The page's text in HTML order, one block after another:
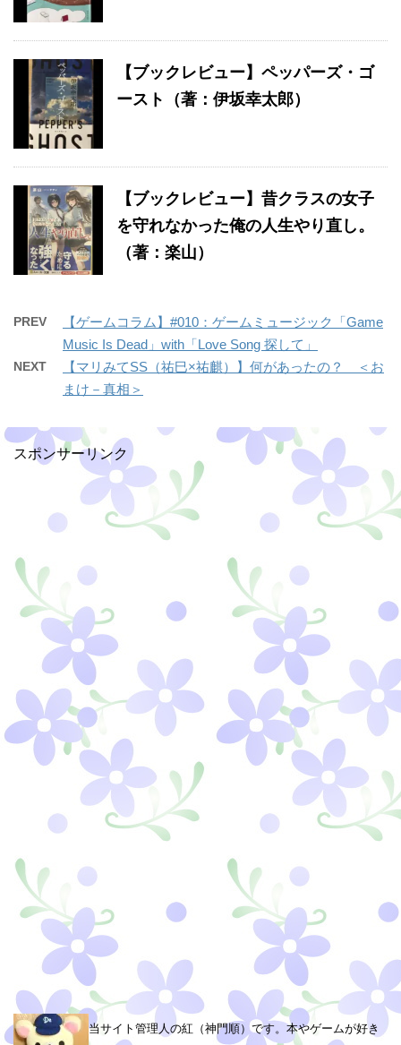
【ブックレビュー】ペッパーズ・ゴ
ースト（著：伊坂幸太郎）
【ブックレビュー】昔クラスの女子
を守れなかった俺の人生やり直し。
（著：楽山）
PREV
【ゲームコラム】#010：ゲームミュージック「Game
Music Is Dead」with「Love Song 探して」
NEXT
【マリみてSS（祐巳×祐麒）】何があったの？ ＜お
まけ－真相＞
スポンサーリンク
当サイト管理人の紅（神門順）です。本やゲームが好き